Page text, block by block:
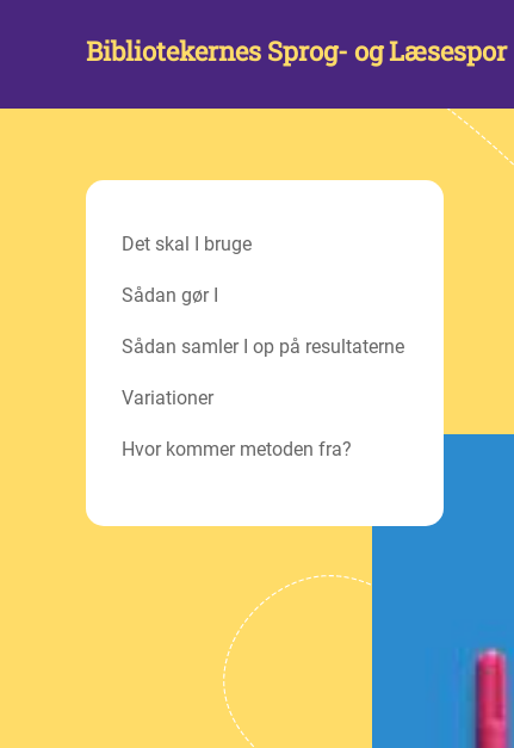
Bibliotekernes Sprog- og Læsespor
Det skal I bruge
Sådan gør I
Sådan samler I op på resultaterne
Variationer
Hvor kommer metoden fra?